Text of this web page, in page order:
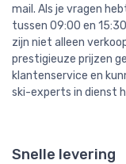
mail. Als je vragen
tussen 09:00 en
zijn niet alleen
prestigieuze prijzen
klantenservice en
ski-experts in dienst
Snelle levering